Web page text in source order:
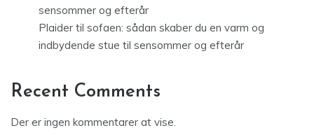
sensommer og efterår
Plaider til sofaen: sådan skaber du en varm og
indbydende stue til sensommer og efterår
Recent Comments
Der er ingen kommentarer at vise.